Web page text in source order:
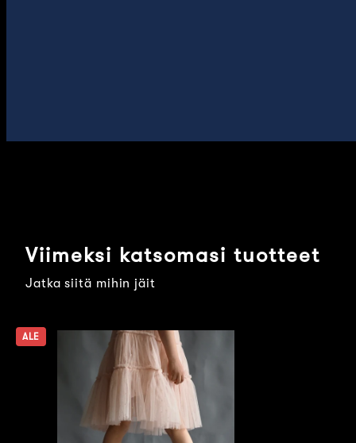
Viimeksi katsomasi tuotteet
Jatka siitä mihin jäit
ALE